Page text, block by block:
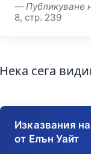
Публикуване
8, стр. 239
Нека сега
Изказвания
от Елън Уайт